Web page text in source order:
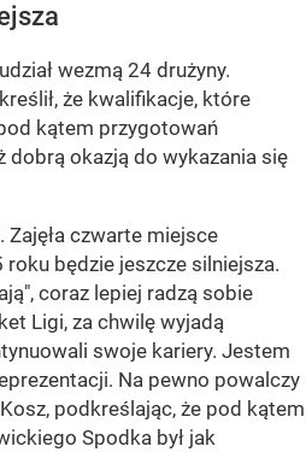
wezmą 24 drużyny.
że kwalifikacje, które
kątem przygotowań
dobrą okazją do wykazania się
Zajęła czwarte miejsce
będzie jeszcze silniejsza.
coraz lepiej radzą sobie
Ligi, za chwilę wyjadą
swoje kariery. Jestem
Na pewno powalczy
podkreślając, że pod kątem
Spodka był jak